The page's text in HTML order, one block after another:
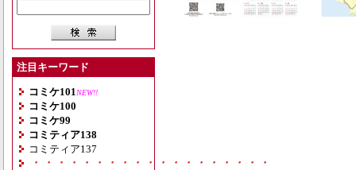
注目キーワード
コミケ101 NEW!!
コミケ100
コミケ99
コミティア138
コミティア137
・・・・・・・・・・・・・・・・・・・